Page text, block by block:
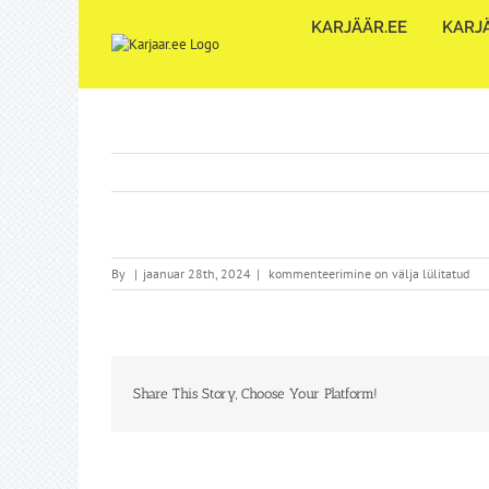
KARJÄÄR.EE
By | jaanuar 28th, 2024 | kommenteerimine on välja lülitatud
Share This Story, Choose Your Platform!